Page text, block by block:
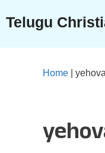
content
Telugu
Home